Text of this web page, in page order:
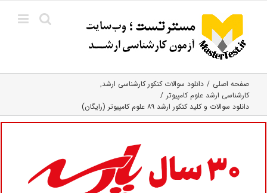
content
صفحه اصلی
دانلود سوالات کنکور کارشناسی ارشد
کارشناسی ارشد علوم کامپیوتر
دانلود سوالات و کلید کنکور ارشد ۸۹ علوم کامپیوتر (رایگان)